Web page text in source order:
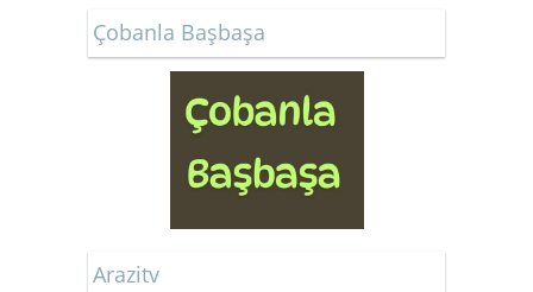
Çobanla Başbaşa
Arazitv